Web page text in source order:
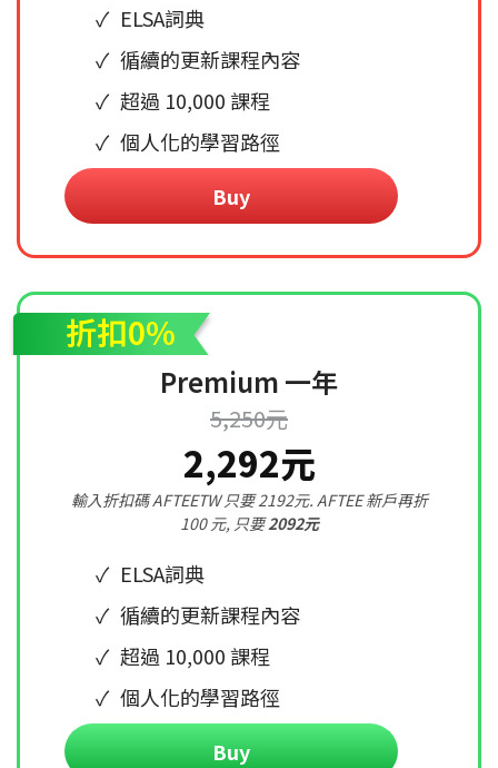
ELSA詞典
循續的更新課程內容
超過 10,000 課程
個人化的學習路徑
Buy
折扣0%
Premium 一年
5,250元
2,292元
輸入折扣碼 AFTEETW 只要 2192元. AFTEE 新戶再折
100 元, 只要2092元
ELSA詞典
循續的更新課程內容
超過 10,000 課程
個人化的學習路徑
Buy